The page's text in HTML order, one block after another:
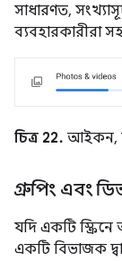
সাধারণত,
ব্যবহারকারীরা
চিত্র 22. আইকন,
গ্রুপিং এবং
যদি একটি
একটি বিভাজক